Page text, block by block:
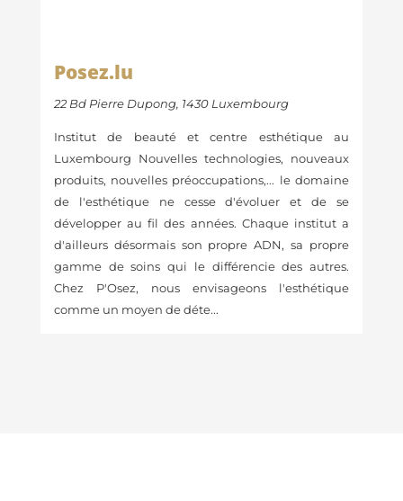
Posez.lu
22 Bd Pierre Dupong, 1430 Luxembourg
Institut de beauté et centre esthétique au
Luxembourg Nouvelles technologies, nouveaux
produits, nouvelles préoccupations,... le domaine
de l'esthétique ne cesse d'évoluer et de se
développer au fil des années. Chaque institut a
d'ailleurs désormais son propre ADN, sa propre
gamme de soins qui le différencie des autres.
Chez P'Osez, nous envisageons l'esthétique
comme un moyen de déte...